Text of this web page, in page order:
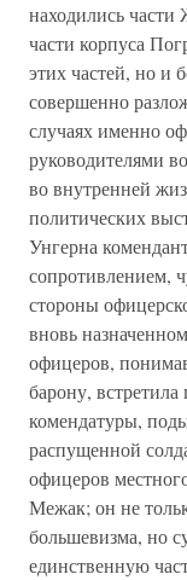
находились
части корпуса
этих частей, но и
совершенно
случаях именно
руководителями
во внутренней
политических
Унгерна
сопротивлением,
стороны
вновь
офицеров,
барону,
комендатуры,
распущенной
офицеров
Межак; он не
большевизма, но
единственную